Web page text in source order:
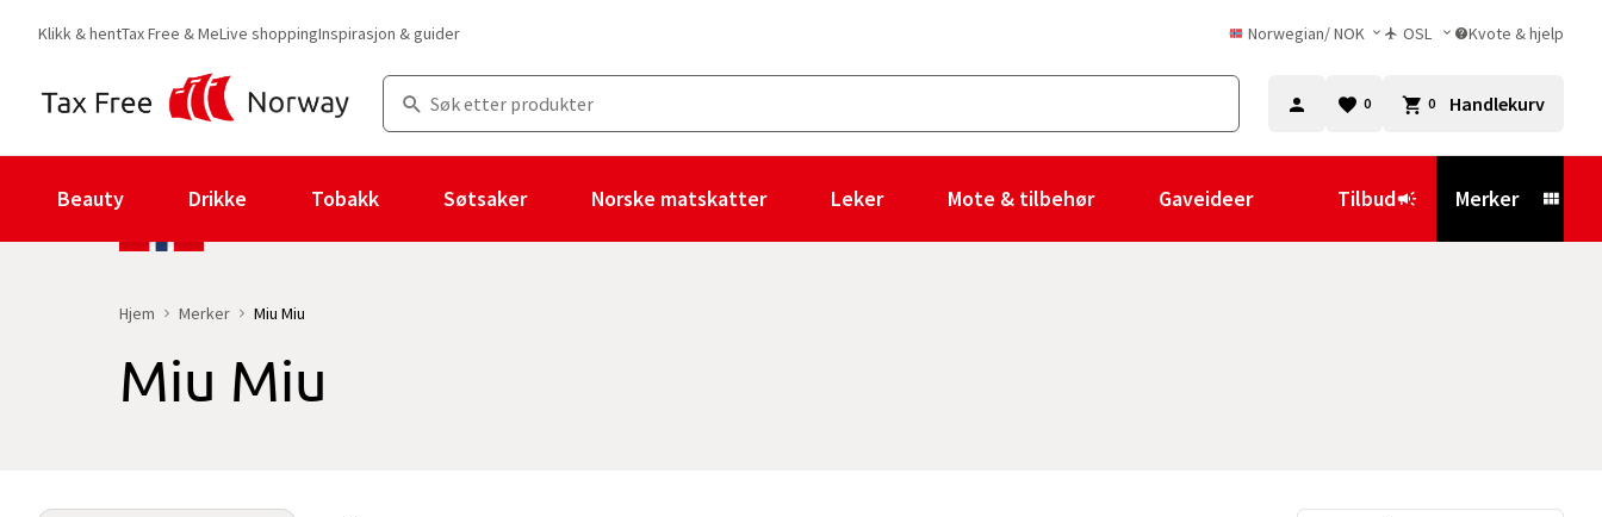
Klikk & hentTax Free & MeLive shoppingInspirasjon & guider Norwegian/NOK OSL Kvote & hjelp
0 0 Handlekurv
Beauty Drikke Tobakk Søtsaker Norske matskatter Leker Mote & tilbehør Gaveideer Tilbud Merker
Hjem Merker Miu Miu
Miu Miu